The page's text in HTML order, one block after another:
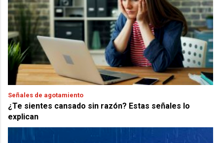
Señales de agotamiento
¿Te sientes cansado sin razón? Estas señales lo
explican